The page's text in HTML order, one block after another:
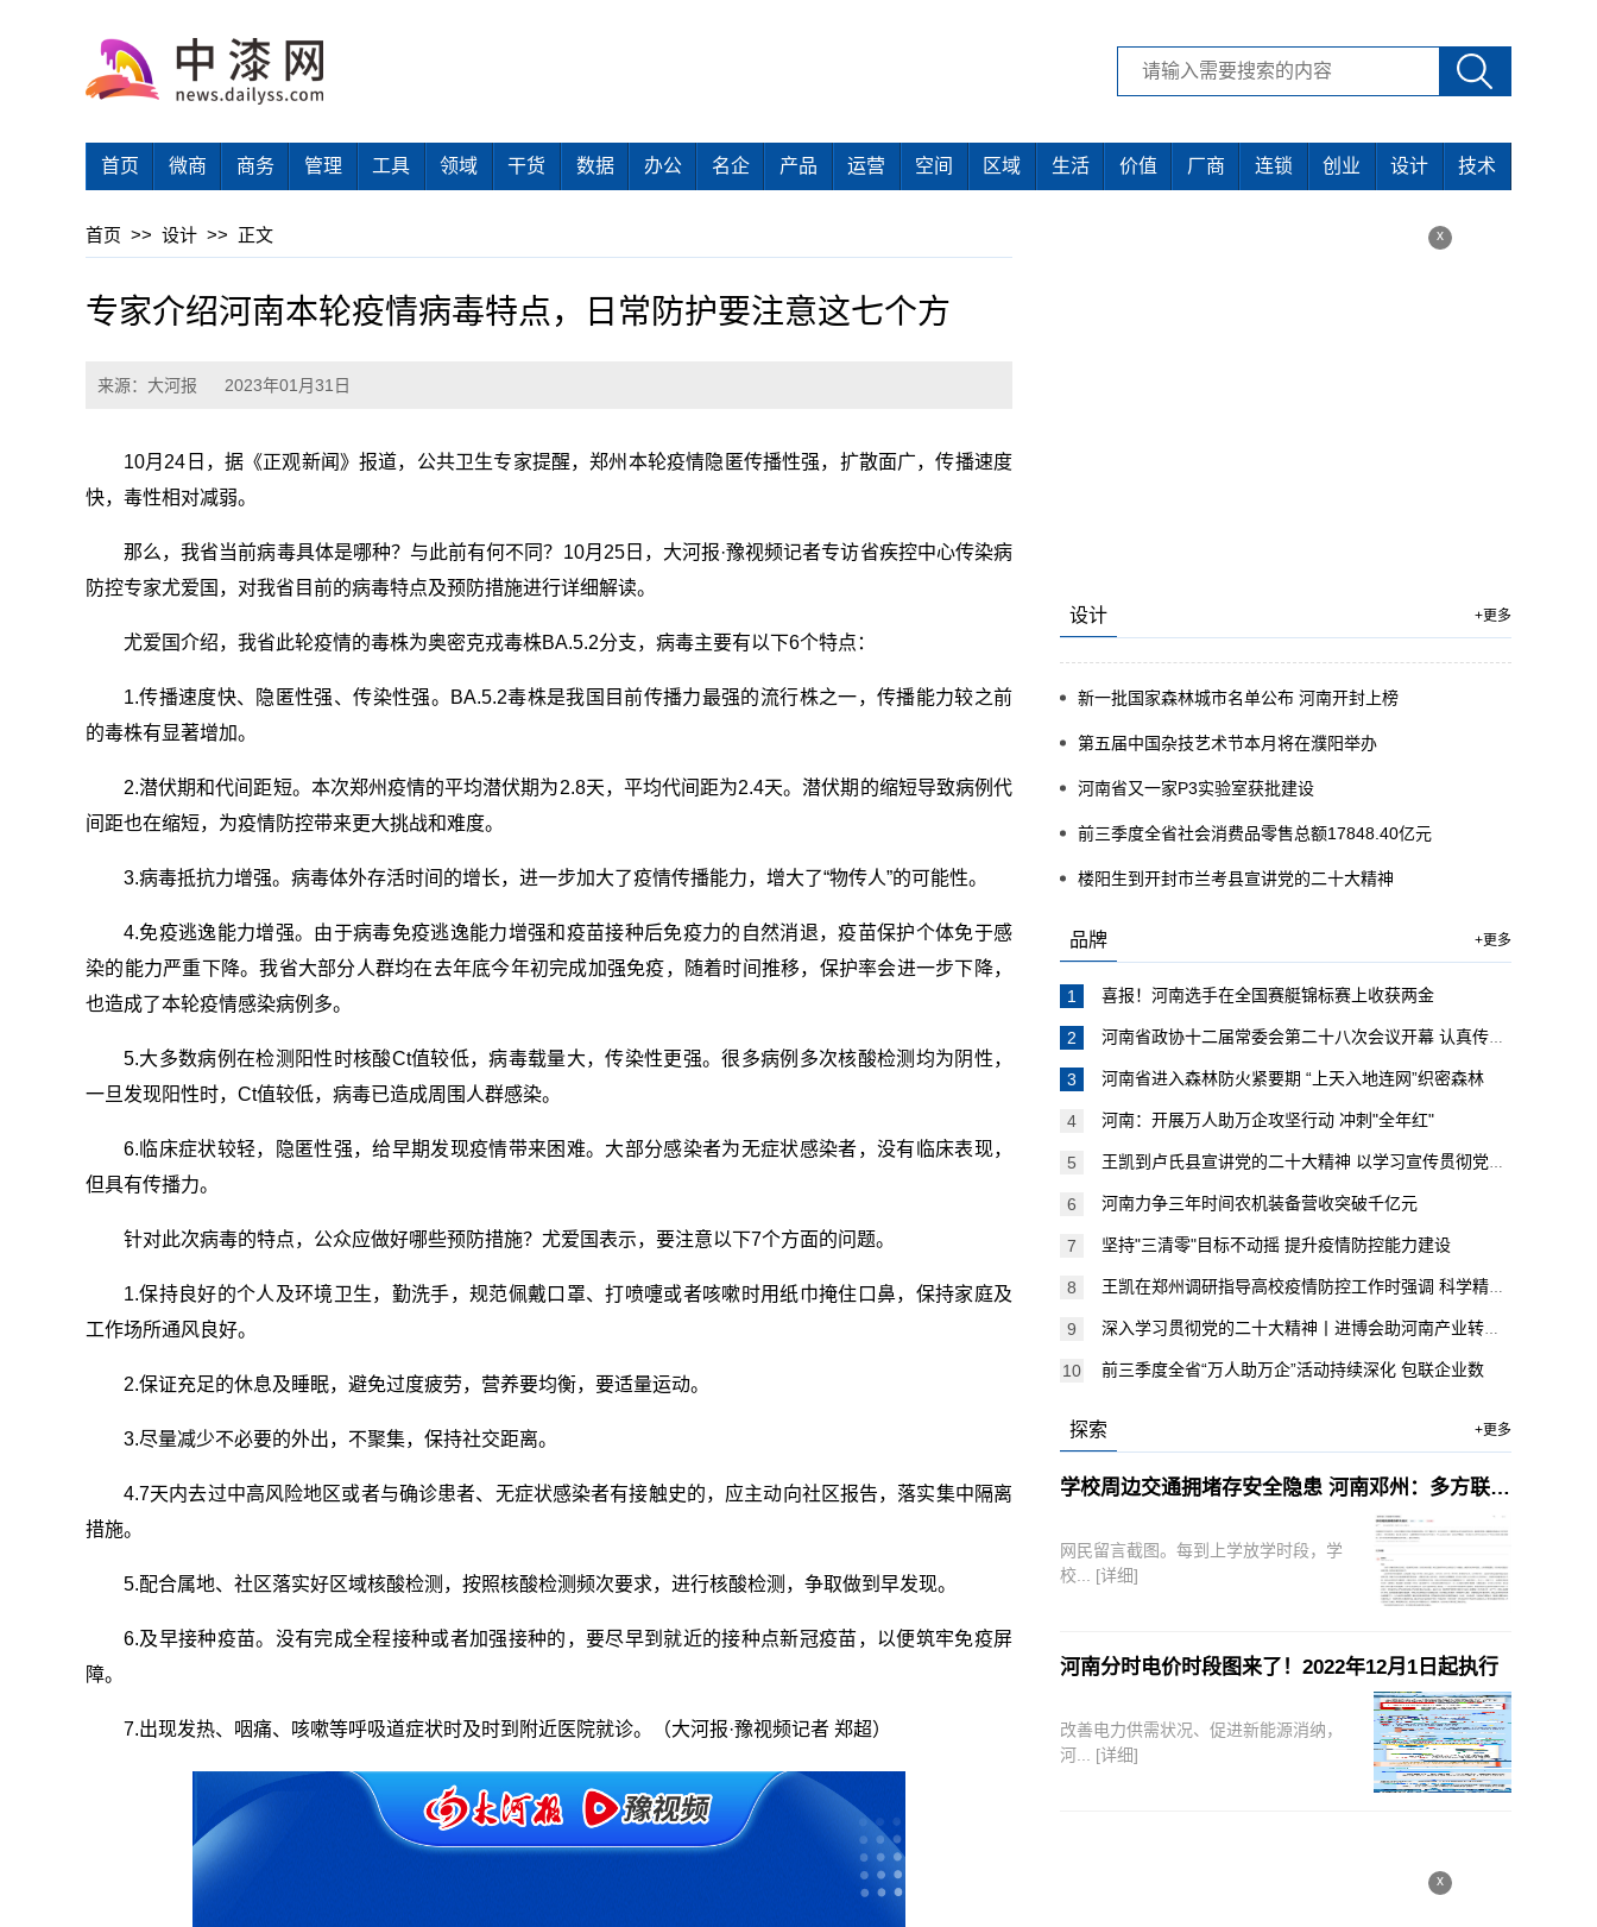
首页 微商 商务 管理 工具 领域 干货 数据 办公 名企 产品 运营 空间 区域 生活 价值 厂商 连锁 创业 设计 技术
首页 >> 设计 >> 正文
专家介绍河南本轮疫情病毒特点，日常防护要注意这七个方
来源：大河报 2023年01月31日
10月24日，据《正观新闻》报道，公共卫生专家提醒，郑州本轮疫情隐匿传播性强，扩散面广，传播速度
快，毒性相对减弱。
那么，我省当前病毒具体是哪种？与此前有何不同？10月25日，大河报·豫视频记者专访省疾控中心传染病
防控专家尤爱国，对我省目前的病毒特点及预防措施进行详细解读。
尤爱国介绍，我省此轮疫情的毒株为奥密克戎毒株BA.5.2分支，病毒主要有以下6个特点：
1.传播速度快、隐匿性强、传染性强。BA.5.2毒株是我国目前传播力最强的流行株之一，传播能力较之前
的毒株有显著增加。
2.潜伏期和代间距短。本次郑州疫情的平均潜伏期为2.8天，平均代间距为2.4天。潜伏期的缩短导致病例代
间距也在缩短，为疫情防控带来更大挑战和难度。
3.病毒抵抗力增强。病毒体外存活时间的增长，进一步加大了疫情传播能力，增大了“物传人”的可能性。
4.免疫逃逸能力增强。由于病毒免疫逃逸能力增强和疫苗接种后免疫力的自然消退，疫苗保护个体免于感
染的能力严重下降。我省大部分人群均在去年底今年初完成加强免疫，随着时间推移，保护率会进一步下降，
也造成了本轮疫情感染病例多。
5.大多数病例在检测阳性时核酸Ct值较低，病毒载量大，传染性更强。很多病例多次核酸检测均为阴性，
一旦发现阳性时，Ct值较低，病毒已造成周围人群感染。
6.临床症状较轻，隐匿性强，给早期发现疫情带来困难。大部分感染者为无症状感染者，没有临床表现，
但具有传播力。
针对此次病毒的特点，公众应做好哪些预防措施？尤爱国表示，要注意以下7个方面的问题。
1.保持良好的个人及环境卫生，勤洗手，规范佩戴口罩、打喷嚏或者咳嗽时用纸巾掩住口鼻，保持家庭及
工作场所通风良好。
2.保证充足的休息及睡眠，避免过度疲劳，营养要均衡，要适量运动。
3.尽量减少不必要的外出，不聚集，保持社交距离。
4.7天内去过中高风险地区或者与确诊患者、无症状感染者有接触史的，应主动向社区报告， 落实集中隔离
措施。
5.配合属地、社区落实好区域核酸检测，按照核酸检测频次要求，进行核酸检测，争取做到早发现。
6.及早接种疫苗。没有完成全程接种或者加强接种的，要尽早到就近的接种点新冠疫苗，以便筑牢免疫屏
障。
7.出现发热、咽痛、咳嗽等呼吸道症状时及时到附近医院就诊。（大河报·豫视频记者 郑超）
x
设计 +更多
新一批国家森林城市名单公布 河南开封上榜
第五届中国杂技艺术节本月将在濮阳举办
河南省又一家P3实验室获批建设
前三季度全省社会消费品零售总额17848.40亿元
楼阳生到开封市兰考县宣讲党的二十大精神
品牌 +更多
喜报！河南选手在全国赛艇锦标赛上收获两金
河南省政协十二届常委会第二十八次会议开幕 认真传达学
河南省进入森林防火紧要期 “上天入地连网”织密森林
河南：开展万人助万企攻坚行动 冲刺"全年红"
王凯到卢氏县宣讲党的二十大精神 以学习宣传贯彻党的二
河南力争三年时间农机装备营收突破千亿元
坚持"三清零"目标不动摇 提升疫情防控能力建设
王凯在郑州调研指导高校疫情防控工作时强调 科学精准防
深入学习贯彻党的二十大精神丨进博会助河南产业转型消费
前三季度全省“万人助万企”活动持续深化 包联企业数
探索 +更多
学校周边交通拥堵存安全隐患 河南邓州：多方联动解民忧
网民留言截图。每到上学放学时段，学
校... [详细]
河南分时电价时段图来了！2022年12月1日起执行
改善电力供需状况、促进新能源消纳，
河... [详细]
x